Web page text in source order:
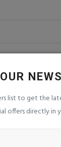
list to get the
offers directly in